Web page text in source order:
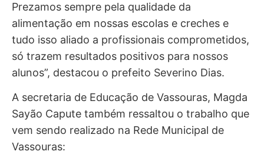
Prezamos sempre pela qualidade da
alimentação em nossas escolas e creches e
tudo isso aliado a profissionais comprometidos,
só trazem resultados positivos para nossos
alunos”, destacou o prefeito Severino Dias.
A secretaria de Educação de Vassouras, Magda
Sayão Capute também ressaltou o trabalho que
vem sendo realizado na Rede Municipal de
Vassouras: